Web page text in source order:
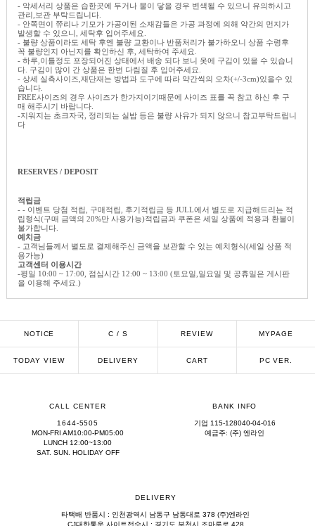
- 악세서리 상품은 습한곳에 두거나 물이 닿을 경우 변색될 수 있으니 유의하시고
관리,보관 부탁드립니다.
- 안쪽면이 쮸리나 기모가 가공이된 소재감들은 가공 과정에 의해 약간의 먼지가
발생할 수 있으니, 세탁후 입어주세요.
- 불량 상품이라도 세탁 후엔 불량 교환이나 반품처리가 불가하오니 상품 수령후
꼭 불량인지 아닌지를 확인하신 후, 세탁하여 주세요.
- 하루,이틀정도 포장되어진 상태에서 배송 되다 보니 옷에 구김이 있을 수 있습니
다. 구김이 많이 간 상품은 한번 다림질 후 입어주세요.
- 상세 실측사이즈,재단재는 방법과 도구에 따라 약간씩의 오차(+/-3cm)있을수 있
습니다.
FREE사이즈의 경우 사이즈가 한가지이기때문에 사이즈 표를 꼭 참고 하신 후 구
매 해주시기 바랍니다.
-지워지는 초크자국, 정리되는 실밥 등은 불량 사유가 되지 않으니 참고부탁드립니
다
RESERVES / DEPOSIT
적립금
- - 이벤트 당첨 적립, 구매적립, 후기적립금 등 JULL에서 별도로 지급해드리는 적
립형식(구매 금액의 20%만 사용가능)적립금과 쿠폰은 세일 상품에 적용과 환불이
불가합니다.
예치금
- 고객님들께서 별도로 결제해주신 금액을 보관할 수 있는 예치형식(세일 상품 적
용가능)
고객센터 이용시간
-평일 10:00 ~ 17:00, 점심시간 12:00 ~ 13:00 (토요일,일요일 및 공휴일은 게시판
을 이용해 주세요.)
NOTICE C / S REVIEW MYPAGE
TODAY VIEW DELIVERY CART PC VER.
CALL CENTER
1644-5505
MON-FRI AM10:00-PM05:00
LUNCH 12:00~13:00
SAT. SUN. HOLIDAY OFF
BANK INFO
기업 115-128040-04-016
예금주: (주) 엔라인
DELIVERY
타택배 반품시 : 인천광역시 남동구 남동대로 378 (주)엔라인
CJ대한통운 사이트접수시 : 경기도 부천시 조마루로 428